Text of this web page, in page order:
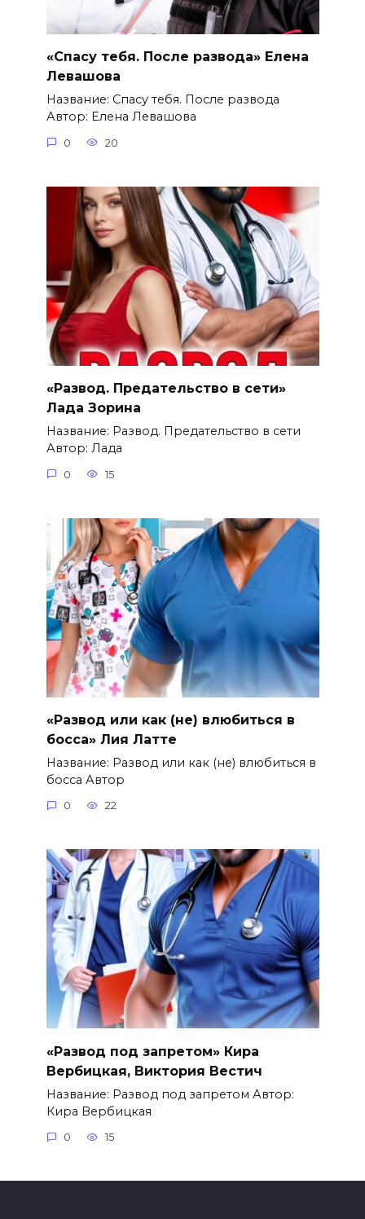
«Спасу тебя. После развода» Елена
Левашова
Название: Спасу тебя. После развода
Автор: Елена Левашова
0 20
«Развод. Предательство в сети»
Лада Зорина
Название: Развод. Предательство в сети
Автор: Лада
0 15
«Развод или как (не) влюбиться в
босса» Лия Латте
Название: Развод или как (не) влюбиться в
босса Автор
0 22
«Развод под запретом» Кира
Вербицкая, Виктория Вестич
Название: Развод под запретом Автор:
Кира Вербицкая
0 15